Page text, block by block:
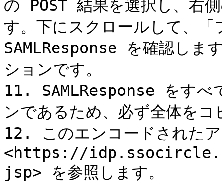
の POST 結果を選択し、
す。下にスクロールして、
SAMLResponse を確認しま
ションです。
11. SAMLResponse をすべ
ンであるため、必ず全体を
12. このエンコードされた
<https://
jsp> を参照します。